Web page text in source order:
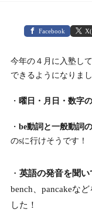
Facebook
今年の４月に入塾し
できるようになりまし
・ 曜日・月日・数字
・ be動詞と一般動詞
のsに行けそうです！
・ 英語の発音を聞
bench、pancakeな
した！